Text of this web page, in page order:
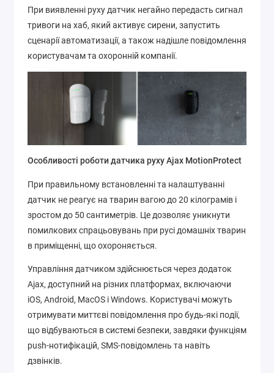
При виявленні руху датчик негайно передасть сигнал
тривоги на хаб, який активує сирени, запустить
сценарії автоматизації, а також надішле повідомлення
користувачам та охоронній компанії.
Особливості роботи датчика руху Ajax MotionProtect
При правильному встановленні та налаштуванні
датчик не реагує на тварин вагою до 20 кілограмів і
зростом до 50 сантиметрів. Це дозволяє уникнути
помилкових спрацьовувань при русі домашніх тварин
в приміщенні, що охороняється.
Управління датчиком здійснюється через додаток
Ajax, доступний на різних платформах, включаючи
iOS, Android, MacOS і Windows. Користувачі можуть
отримувати миттєві повідомлення про будь-які події,
що відбуваються в системі безпеки, завдяки функціям
push-нотифікацій, SMS-повідомлень та навіть
дзвінків.